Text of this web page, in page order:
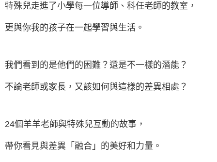
特殊兒走進了小學每一位導師、科任老師的教室，
更與你我的孩子在一起學習與生活。
我們看到的是他們的困難？還是不一樣的潛能？
不論老師或家長，又該如何與這樣的差異相處？
24個羊羊老師與特殊兒互動的故事，
帶你看見與差異「融合」的美好和力量。